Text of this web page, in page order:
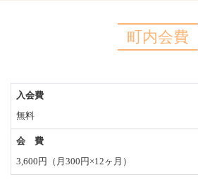
町内会費
入会費
無料
会 費
3,600円（月300円×12ヶ月）